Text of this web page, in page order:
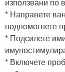
* Направете
подпомогнете
* Подсилете
* Включете